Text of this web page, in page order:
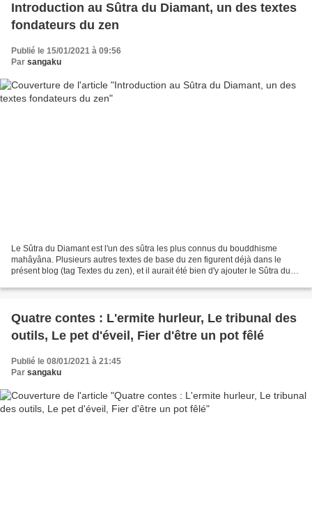
Introduction au Sûtra du Diamant, un des textes
fondateurs du zen
Publié le 15/01/2021 à 09:56
Par sangaku
Le Sûtra du Diamant est l'un des sûtra les plus connus du bouddhisme
mahâyâna. Plusieurs autres textes de base du zen figurent déjà dans le
présent blog (tag Textes du zen), et il aurait été bien d'y ajouter le Sûtra du
Quatre contes : L'ermite hurleur, Le tribunal des
outils, Le pet d'éveil, Fier d'être un pot fêlé
Publié le 08/01/2021 à 21:45
Par sangaku